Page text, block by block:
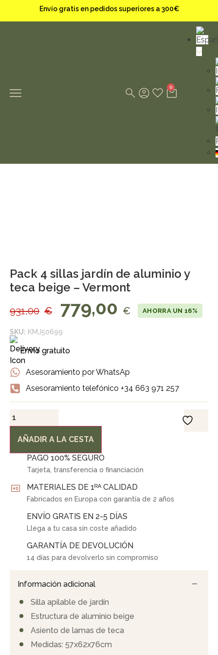
Envío gratis en pedidos superiores a 300€
0
Pack 4 sillas jardín de aluminio y
teca beige – Vermont
931,00 € 779,00 € AHORRA UN 16%
SKU: KMJ50699
Envío gratuito
Asesoramiento por WhatsAp
Asesoramiento telefónico +34 663 971 257
AÑADIR A LA CESTA
PAGO 100% SEGURO
Tarjeta, transferencia o financiación
MATERIALES DE 1ᴿᴬ CALIDAD
Fabricados en Europa con garantía de 2 años
ENVÍO GRATIS EN 2-5 DÍAS
Llega a tu casa sin coste añadido
GARANTÍA DE DEVOLUCIÓN
14 días para devolverlo sin compromiso
Información adicional
Silla apilable de jardín
Estructura de aluminio beige
Asiento de lamas de teca
Medidas: 57x62x76cm